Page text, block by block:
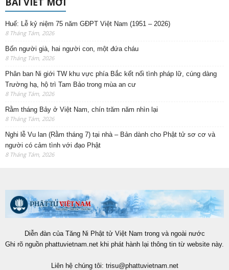
Huế: Lễ kỷ niệm 75 năm GĐPT Việt Nam (1951 – 2026)
8 Tháng Tám, 2026
Bốn người già, hai người con, một đứa cháu
8 Tháng Tám, 2026
Phân ban Ni giới TW khu vực phía Bắc kết nối tình pháp lữ, cúng dàng
Trường hạ, hộ trì Tam Bảo trong mùa an cư
8 Tháng Tám, 2026
Rằm tháng Bảy ở Việt Nam, chín trăm năm nhìn lại
8 Tháng Tám, 2026
Nghi lễ Vu lan (Rằm tháng 7) tại nhà – Bản dành cho Phật tử sơ cơ và
người có cảm tình với đạo Phật
8 Tháng Tám, 2026
Diễn đàn của Tăng Ni Phật tử Việt Nam trong và ngoài nước
Ghi rõ nguồn phattuvietnam.net khi phát hành lại thông tin từ website này.
Liên hệ chúng tôi: trisu@phattuvietnam.net